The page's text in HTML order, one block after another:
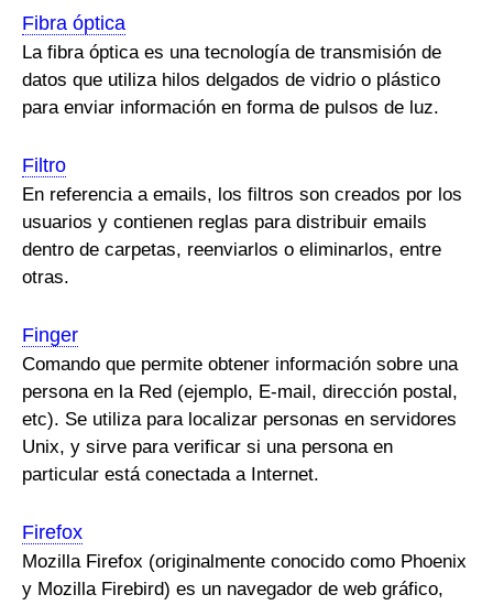
Fibra óptica
La fibra óptica es una tecnología de transmisión de
datos que utiliza hilos delgados de vidrio o plástico
para enviar información en forma de pulsos de luz.
Filtro
En referencia a emails, los filtros son creados por los
usuarios y contienen reglas para distribuir emails
dentro de carpetas, reenviarlos o eliminarlos, entre
otras.
Finger
Comando que permite obtener información sobre una
persona en la Red (ejemplo, E-mail, dirección postal,
etc). Se utiliza para localizar personas en servidores
Unix, y sirve para verificar si una persona en
particular está conectada a Internet.
Firefox
Mozilla Firefox (originalmente conocido como Phoenix
y Mozilla Firebird) es un navegador de web gráfico,